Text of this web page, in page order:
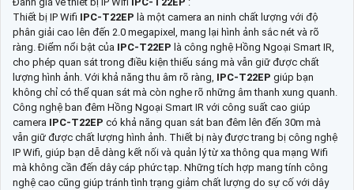
Thiết bị IP Wifi IPC-T22EP là một camera an ninh chất lượng với độ
phân giải cao lên đến 2.0 megapixel, mang lại hình ảnh sắc nét và rõ
ràng. Điểm nổi bật của IPC-T22EP là công nghệ Hồng Ngoại Smart IR,
cho phép quan sát trong điều kiện thiếu sáng mà vẫn giữ được chất
lượng hình ảnh. Với khả năng thu âm rõ ràng, IPC-T22EP giúp bạn
không chỉ có thể quan sát mà còn nghe rõ những âm thanh xung quanh.
Công nghệ ban đêm Hồng Ngoại Smart IR với công suất cao giúp
camera IPC-T22EP có khả năng quan sát ban đêm lên đến 30m mà
vẫn giữ được chất lượng hình ảnh. Thiết bị này được trang bị công nghệ
IP Wifi, giúp bạn dễ dàng kết nối và quản lý từ xa thông qua mạng Wifi
mà không cần đến dây cáp phức tạp. Những tích hợp mang tính công
nghệ cao cũng giúp tránh tình trạng giảm chất lượng do sự cố với dây